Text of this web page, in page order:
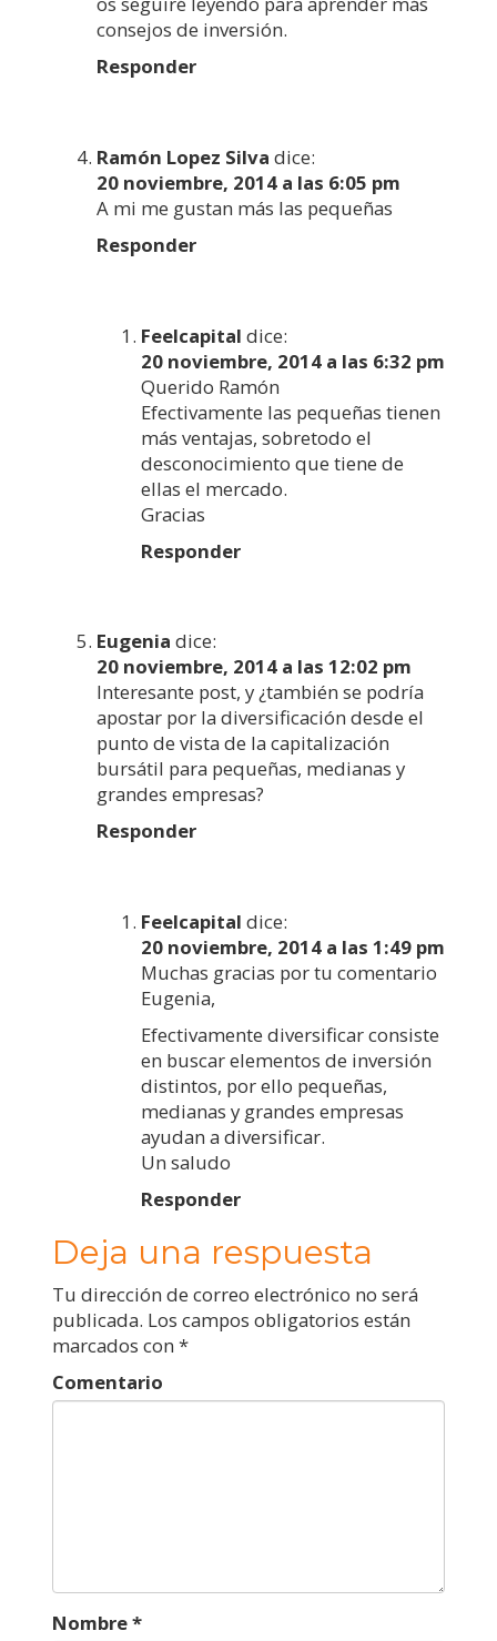
consejos de inversión.
Responder
Ramón Lopez Silva dice:
20 noviembre, 2014 a las 6:05 pm
A mi me gustan más las pequeñas
Responder
Feelcapital dice:
20 noviembre, 2014 a las 6:32 pm
Querido Ramón
Efectivamente las pequeñas tienen
más ventajas, sobretodo el
desconocimiento que tiene de
ellas el mercado.
Gracias
Responder
Eugenia dice:
20 noviembre, 2014 a las 12:02 pm
Interesante post, y ¿también se podría
apostar por la diversificación desde el
punto de vista de la capitalización
bursátil para pequeñas, medianas y
grandes empresas?
Responder
Feelcapital dice:
20 noviembre, 2014 a las 1:49 pm
Muchas gracias por tu comentario
Eugenia,
Efectivamente diversificar consiste
en buscar elementos de inversión
distintos, por ello pequeñas,
medianas y grandes empresas
ayudan a diversificar.
Un saludo
Responder
Deja una respuesta
Tu dirección de correo electrónico no será
publicada. Los campos obligatorios están
marcados con *
Comentario
Nombre*